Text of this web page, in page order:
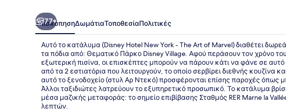
77+
ΕπισκόπησηΔωμάτιαΤοποθεσίαΠολιτικές
Αυτό το κατάλυμα (Disney Hotel New York - The Art of Marvel) διαθέτει
τα πόδια από: Θεματικό Πάρκο Disney Village. Αφού περάσουν τον χρόνο
εξωτερική πισίνα, οι επισκέπτες μπορούν να πάρουν κάτι να φάνε σε
από τα 2 εστιατόρια που λειτουργούν, το οποίο σερβίρει διεθνής κουζίνα
αυτό το ξενοδοχείο (στυλ Αρ Ντεκό) προσφέρονται επίσης παροχές όπως
Άλλοι ταξιδιώτες λατρεύουν το εξυπηρετικό προσωπικό. Το κατάλυμα
μέσα μαζικής μεταφοράς: το σημείο επιβίβασης Σταθμός RER Marne la
λεπτών.